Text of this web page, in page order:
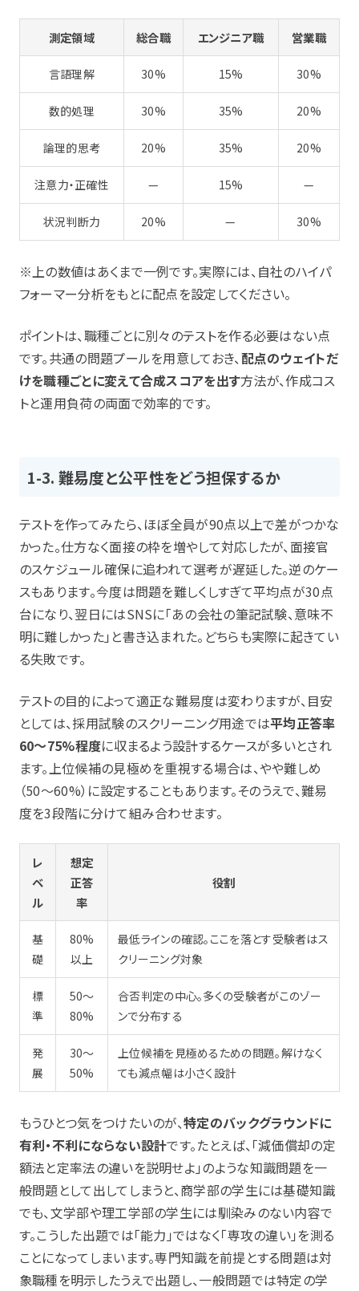
測定領域 総合職 エンジニア職 営業職
言語理解 30% 15% 30%
数的処理 30% 35% 20%
論理的思考 20% 35% 20%
注意力・正確性 — 15% —
状況判断力 20% — 30%
※上の数値はあくまで一例です。実際には、自社のハイパ
フォーマー分析をもとに配点を設定してください。
ポイントは、職種ごとに別々のテストを作る必要はない点
です。共通の問題プールを用意しておき、配点のウェイトだ
けを職種ごとに変えて合成スコアを出す方法が、作成コス
トと運用負荷の両面で効率的です。
1-3. 難易度と公平性をどう担保するか
テストを作ってみたら、ほぼ全員が90点以上で差がつかな
かった。仕方なく面接の枠を増やして対応したが、面接官
のスケジュール確保に追われて選考が遅延した。逆のケー
スもあります。今度は問題を難しくしすぎて平均点が30点
台になり、翌日にはSNSに「あの会社の筆記試験、意味不
明に難しかった」と書き込まれた。どちらも実際に起きてい
る失敗です。
テストの目的によって適正な難易度は変わりますが、目安
としては、採用試験のスクリーニング用途では平均正答率
60〜75%程度に収まるよう設計するケースが多いとされ
ます。上位候補の見極めを重視する場合は、やや難しめ
（50〜60%）に設定することもあります。そのうえで、難易
度を3段階に分けて組み合わせます。
レ
ベ
ル
想定
正答
率
役割
基
礎
80%
以上
最低ラインの確認。ここを落とす受験者はス
クリーニング対象
標
準
50〜
80%
合否判定の中心。多くの受験者がこのゾー
ンで分布する
発
展
30〜
50%
上位候補を見極めるための問題。解けなく
ても減点幅は小さく設計
もうひとつ気をつけたいのが、特定のバックグラウンドに
有利・不利にならない設計です。たとえば、「減価償却の定
額法と定率法の違いを説明せよ」のような知識問題を一
般問題として出してしまうと、商学部の学生には基礎知識
でも、文学部や理工学部の学生には馴染みのない内容で
す。こうした出題では「能力」ではなく「専攻の違い」を測る
ことになってしまいます。専門知識を前提とする問題は対
象職種を明示したうえで出題し、一般問題では特定の学